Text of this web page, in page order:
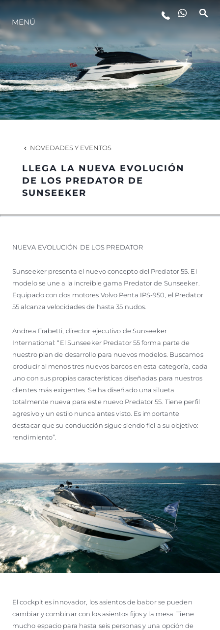
ESTILO DE VIDA
INNOVACIÓN
¿QUIÉNES SOMOS?
ALGARVE ADVENTURES
MENÚ
NOVEDADES Y EVENTOS
LLEGA LA NUEVA EVOLUCIÓN
DE LOS PREDATOR DE
SUNSEEKER
NUEVA EVOLUCIÓN DE LOS PREDATOR
Sunseeker presenta el nuevo concepto del Predator 55. El
modelo se une a la increible gama Predator de Sunseeker.
Equipado con dos motores Volvo Penta IPS-950, el Predator
55 alcanza velocidades de hasta 35 nudos.
Andrea Frabetti, director ejecutivo de Sunseeker
International: “El Sunseeker Predator 55 forma parte de
nuestro plan de desarrollo para nuevos modelos. Buscamos
producir al menos tres nuevos barcos en esta categoría, cada
uno con sus propias características diseñadas para nuestros
clientes más exigentes. Se ha diseñado una silueta
totalmente nueva para este nuevo Predator 55. Tiene perfil
agresivo y un estilo nunca antes visto. Es importante
destacar que su conducción sigue siendo fiel a su objetivo:
rendimiento”.
El cockpit es innovador, los asientos de babor se pueden
cambiar y combinar con los asientos fijos y la mesa. Tiene
mucho espacio para hasta seis personas y una opción de